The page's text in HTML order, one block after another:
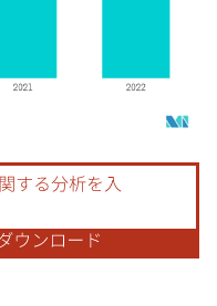
4.0の表示が必要です。